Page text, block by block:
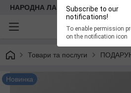
Subscribe to our
notifications!
To enable permission
on the notification icon
НАРОДНА ЛАВКА
Товари та послуги
Новинка